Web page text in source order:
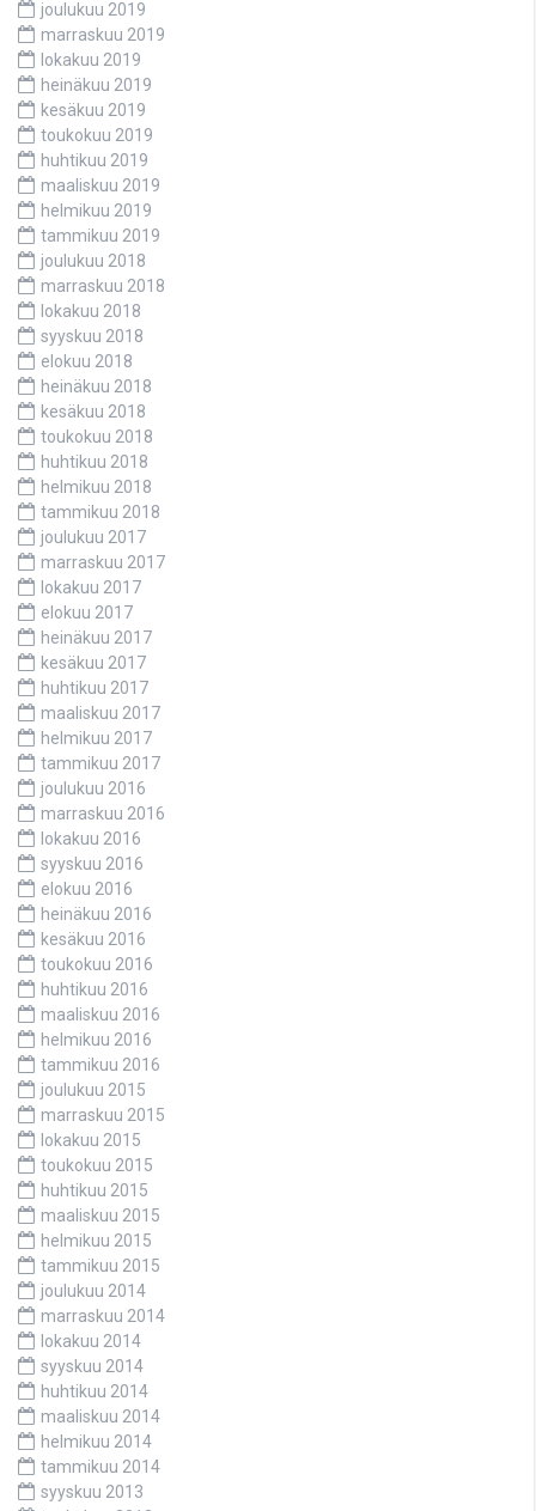
joulukuu 2019
marraskuu 2019
lokakuu 2019
heinäkuu 2019
kesäkuu 2019
toukokuu 2019
huhtikuu 2019
maaliskuu 2019
helmikuu 2019
tammikuu 2019
joulukuu 2018
marraskuu 2018
lokakuu 2018
syyskuu 2018
elokuu 2018
heinäkuu 2018
kesäkuu 2018
toukokuu 2018
huhtikuu 2018
helmikuu 2018
tammikuu 2018
joulukuu 2017
marraskuu 2017
lokakuu 2017
elokuu 2017
heinäkuu 2017
kesäkuu 2017
huhtikuu 2017
maaliskuu 2017
helmikuu 2017
tammikuu 2017
joulukuu 2016
marraskuu 2016
lokakuu 2016
syyskuu 2016
elokuu 2016
heinäkuu 2016
kesäkuu 2016
toukokuu 2016
huhtikuu 2016
maaliskuu 2016
helmikuu 2016
tammikuu 2016
joulukuu 2015
marraskuu 2015
lokakuu 2015
toukokuu 2015
huhtikuu 2015
maaliskuu 2015
helmikuu 2015
tammikuu 2015
joulukuu 2014
marraskuu 2014
lokakuu 2014
syyskuu 2014
huhtikuu 2014
maaliskuu 2014
helmikuu 2014
tammikuu 2014
syyskuu 2013